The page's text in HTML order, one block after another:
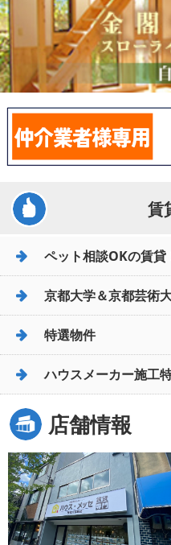
賃
ペット相談OKの賃貸
京都大学＆京都芸術
特選物件
ハウスメーカー施工
店舗情報